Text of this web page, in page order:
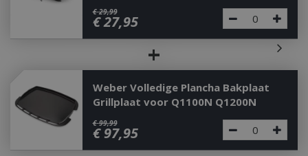
€ 29,99
€27,95
+
Weber Volledige Plancha Bakplaat
Grillplaat voor Q1100N Q1200N
€ 99,99
€ 97,95